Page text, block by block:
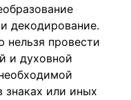
декодирование.
нельзя провести
и духовной
или иных